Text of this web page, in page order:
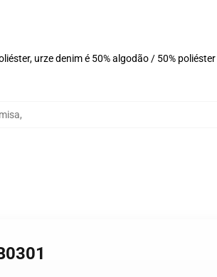
urze denim é 50% algodão / 50% poliéster
,